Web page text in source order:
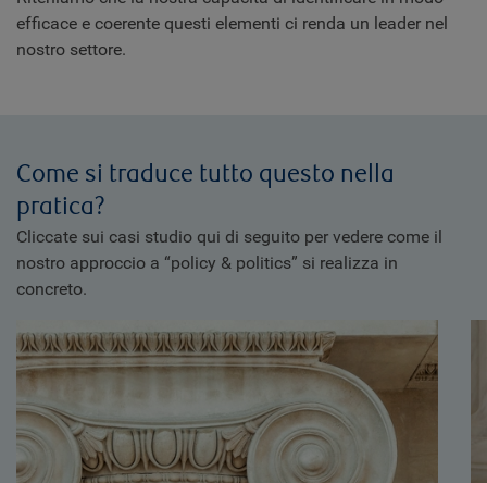
efficace e coerente questi elementi ci renda un leader nel
nostro settore.
Come si traduce tutto questo nella
pratica?
Cliccate sui casi studio qui di seguito per vedere come il
nostro approccio a “policy & politics” si realizza in
concreto.